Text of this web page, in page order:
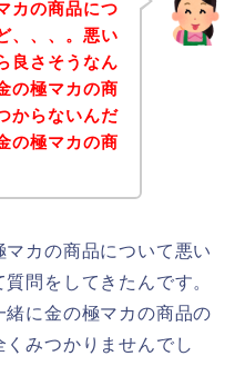
カの商品につ
、、、。悪い
良さそうなん
の極マカの商
からないんだ
の極マカの商
カの商品について悪い
問をしてきたんです。
に金の極マカの商品の
みつかりませんでし